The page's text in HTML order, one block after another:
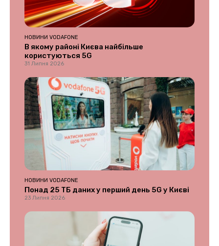
НОВИНИ VODAFONE
В якому районі Києва найбільше
користуються 5G
31 Липня 2026
НОВИНИ VODAFONE
Понад 25 ТБ даних у перший день 5G у Києві
23 Липня 2026